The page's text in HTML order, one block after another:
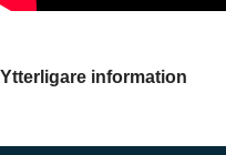
Ytterligare information